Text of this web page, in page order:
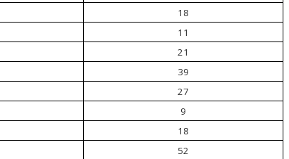
18
11
21
39
27
9
18
52